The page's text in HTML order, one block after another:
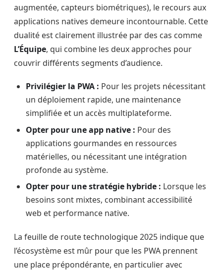
augmentée, capteurs biométriques), le recours aux
applications natives demeure incontournable. Cette
dualité est clairement illustrée par des cas comme
L’Équipe, qui combine les deux approches pour
couvrir différents segments d’audience.
Privilégier la PWA : Pour les projets nécessitant
un déploiement rapide, une maintenance
simplifiée et un accès multiplateforme.
Opter pour une app native : Pour des
applications gourmandes en ressources
matérielles, ou nécessitant une intégration
profonde au système.
Opter pour une stratégie hybride : Lorsque les
besoins sont mixtes, combinant accessibilité
web et performance native.
La feuille de route technologique 2025 indique que
l’écosystème est mûr pour que les PWA prennent
une place prépondérante, en particulier avec